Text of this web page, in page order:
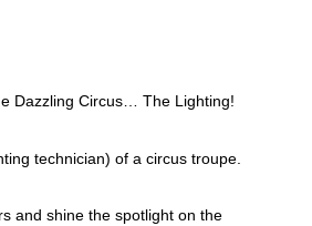
Dazzling Circus… The Lighting!
technician) of a circus troupe.
and shine the spotlight on the